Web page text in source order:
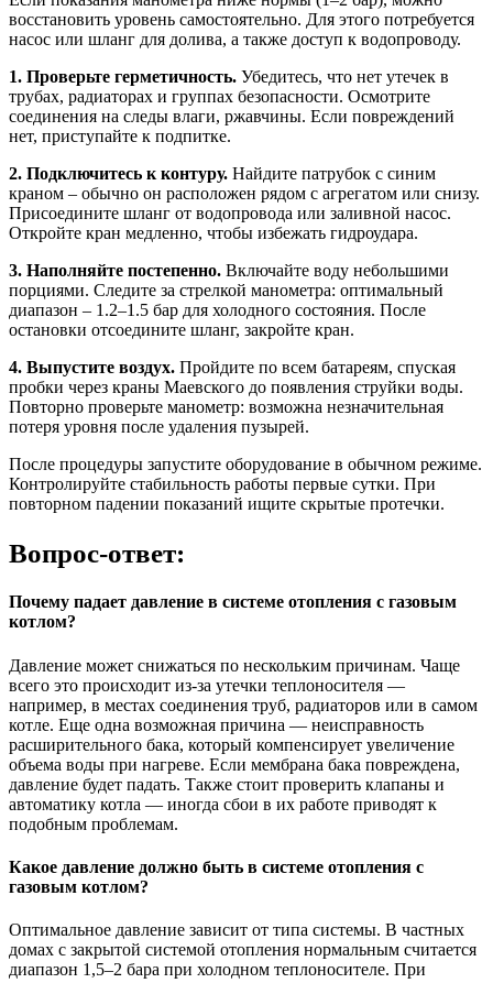
восстановить уровень самостоятельно. Для этого потребуется
насос или шланг для долива, а также доступ к водопроводу.
1. Проверьте герметичность. Убедитесь, что нет утечек в
трубах, радиаторах и группах безопасности. Осмотрите
соединения на следы влаги, ржавчины. Если повреждений
нет, приступайте к подпитке.
2. Подключитесь к контуру. Найдите патрубок с синим
краном – обычно он расположен рядом с агрегатом или снизу.
Присоедините шланг от водопровода или заливной насос.
Откройте кран медленно, чтобы избежать гидроудара.
3. Наполняйте постепенно. Включайте воду небольшими
порциями. Следите за стрелкой манометра: оптимальный
диапазон – 1.2–1.5 бар для холодного состояния. После
остановки отсоедините шланг, закройте кран.
4. Выпустите воздух. Пройдите по всем батареям, спуская
пробки через краны Маевского до появления струйки воды.
Повторно проверьте манометр: возможна незначительная
потеря уровня после удаления пузырей.
После процедуры запустите оборудование в обычном режиме.
Контролируйте стабильность работы первые сутки. При
повторном падении показаний ищите скрытые протечки.
Вопрос-ответ:
Почему падает давление в системе отопления с газовым
котлом?
Давление может снижаться по нескольким причинам. Чаще
всего это происходит из-за утечки теплоносителя —
например, в местах соединения труб, радиаторов или в самом
котле. Еще одна возможная причина — неисправность
расширительного бака, который компенсирует увеличение
объема воды при нагреве. Если мембрана бака повреждена,
давление будет падать. Также стоит проверить клапаны и
автоматику котла — иногда сбои в их работе приводят к
подобным проблемам.
Какое давление должно быть в системе отопления с
газовым котлом?
Оптимальное давление зависит от типа системы. В частных
домах с закрытой системой отопления нормальным считается
диапазон 1,5–2 бара при холодном теплоносителе. При